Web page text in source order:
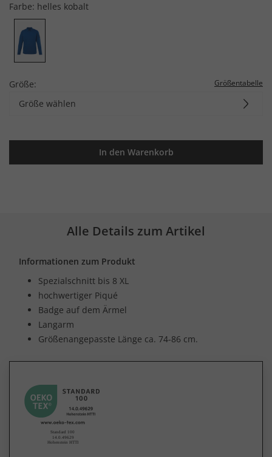
Farbe: helles kobalt
Größe: Größentabelle
Größe wählen
In den Warenkorb
Alle Details zum Artikel
Informationen zum Produkt
Spezialschnitt bis 8 XL
hochwertiger Piqué
Badge auf dem Ärmel
Langarm
Größenangepasste Länge ca. 74-86 cm.